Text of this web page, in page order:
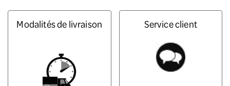
Modalités de livraison Service client